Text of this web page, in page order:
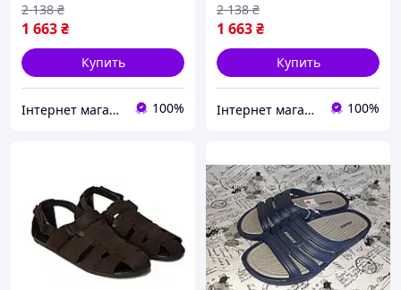
1 663₴
2 138 ₴
Купить
Iнтернет магазин чоловічого взуття "stilno-modno" 100%
1 663₴
2 138 ₴
Купить
Iнтернет магазин чоловічого взуття "stilno-modno" 100%